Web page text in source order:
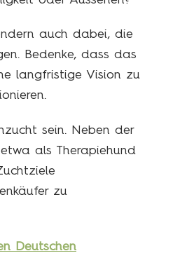
auch dabei, die
Bedenke, dass das
langfristige Vision zu
sein. Neben der
als Therapiehund
zu
Deutschen